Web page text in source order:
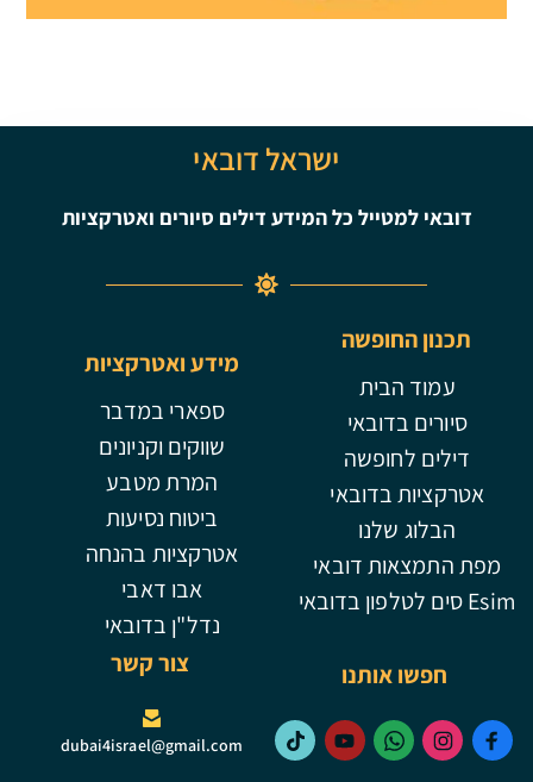
ישראל דובאי
דובאי למטייל כל המידע דילים סיורים ואטרקציות
תכנון החופשה
עמוד הבית
סיורים בדובאי
דילים לחופשה
אטרקציות בדובאי
הבלוג שלנו
מפת התמצאות דובאי
Esim סים לטלפון בדובאי
מידע ואטרקציות
ספארי במדבר
שווקים וקניונים
המרת מטבע
ביטוח נסיעות
אטרקציות בהנחה
אבו דאבי
נדל"ן בדובאי
חפשו אותנו
צור קשר
dubai4israel@gmail.com